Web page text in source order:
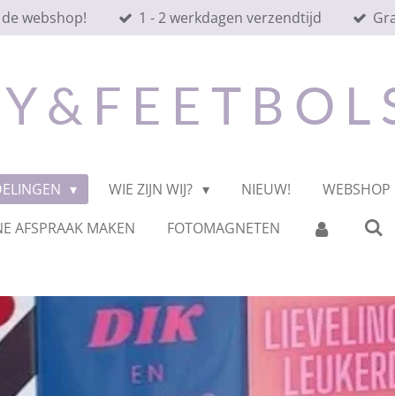
webshop! 1 - 2 werkdagen verzendtijd
& F E E T B O L
WIE ZIJN WIJ? NIEUW! WEBSHOP
AFSPRAAK MAKEN
FOTOMAGNETEN